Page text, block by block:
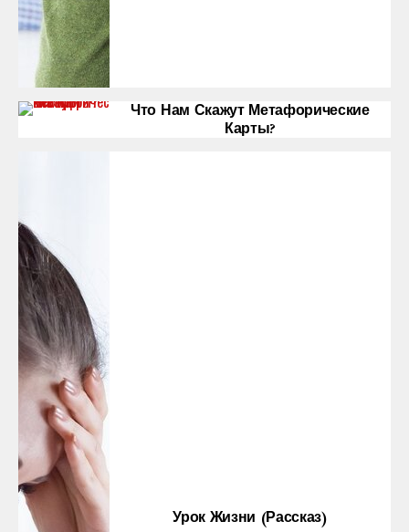
Что Нам Скажут Метафорические
Карты?
Урок Жизни (рассказ)